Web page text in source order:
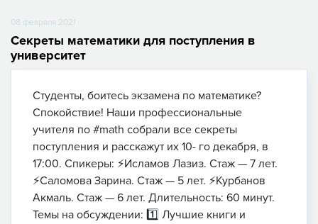
08 февраля 2021
Секреты математики для поступления в
университет
Студенты, боитесь экзамена по математике?
Спокойствие! Наши профессиональные
учителя по #math собрали все секреты
поступления и расскажут их 10- го декабря, в
17:00. Спикеры: ⚡️Исламов Лазиз. Стаж — 7 лет.
⚡️Саломова Зарина. Стаж — 5 лет. ⚡️Курбанов
Акмаль. Стаж — 6 лет. Длительность: 60 минут.
Темы на обсуждении: 1️⃣ Лучшие книги и